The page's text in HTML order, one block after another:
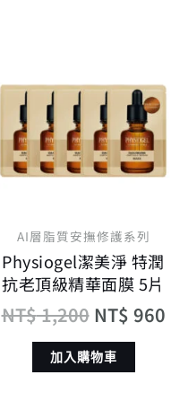
640。
AI層脂質安撫修護系列
Physiogel潔美淨 特潤
抗老頂級精華面膜 5片
NT$1,200
價
格：
NT$ 1,200
NT$ 960
價
加入購物車